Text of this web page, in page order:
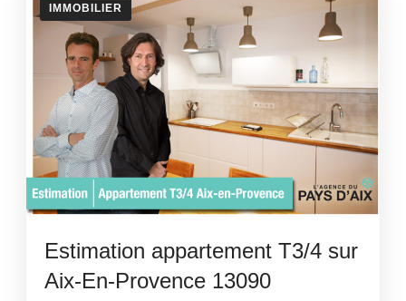
IMMOBILIER
Estimation appartement T3/4 sur
Aix-En-Provence 13090